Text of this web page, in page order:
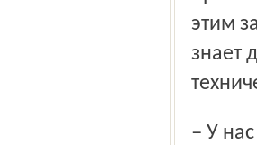
этим
знает
– У нас всё своё – сварочный аппарат, три насоса,